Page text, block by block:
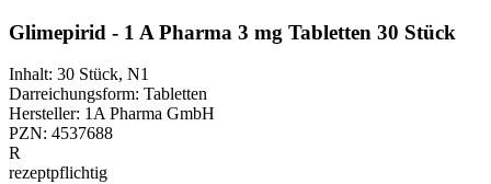
Glimepirid - 1 A Pharma 3 mg Tabletten 30 Stück
Inhalt: 30 Stück, N1
Darreichungsform: Tabletten
Hersteller: 1A Pharma GmbH
PZN: 4537688
R
rezeptpflichtig